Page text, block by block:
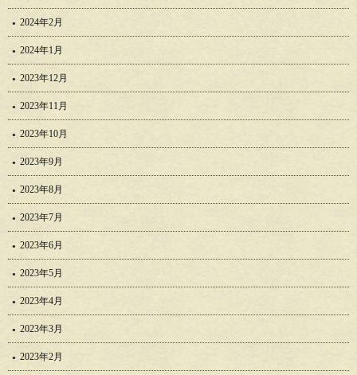
2024年2月
2024年1月
2023年12月
2023年11月
2023年10月
2023年9月
2023年8月
2023年7月
2023年6月
2023年5月
2023年4月
2023年3月
2023年2月